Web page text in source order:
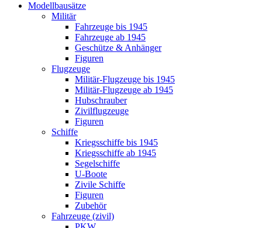
Modellbausätze
Militär
Fahrzeuge bis 1945
Fahrzeuge ab 1945
Geschütze & Anhänger
Figuren
Flugzeuge
Militär-Flugzeuge bis 1945
Militär-Flugzeuge ab 1945
Hubschrauber
Zivilflugzeuge
Figuren
Schiffe
Kriegsschiffe bis 1945
Kriegsschiffe ab 1945
Segelschiffe
U-Boote
Zivile Schiffe
Figuren
Zubehör
Fahrzeuge (zivil)